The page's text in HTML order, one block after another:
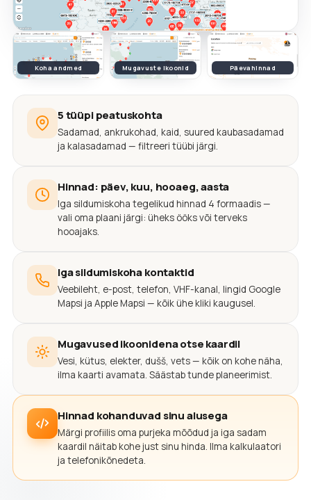
Koha andmed Mugavuste ikoonid Päevahinnad
5 tüüpi peatuskohta
Sadamad, ankrukohad, kaid, suured kaubasadamad
ja kalasadamad — filtreeri tüübi järgi.
Hinnad: päev, kuu, hooaeg, aasta
Iga sildumiskoha tegelikud hinnad 4 formaadis —
vali oma plaani järgi: üheks ööks või terveks
hooajaks.
Iga sildumiskoha kontaktid
Veebileht, e-post, telefon, VHF-kanal, lingid Google
Mapsi ja Apple Mapsi — kõik ühe kliki kaugusel.
Mugavused ikoonidena otse kaardil
Vesi, kütus, elekter, dušš, vets — kõik on kohe näha,
ilma kaarti avamata. Säästab tunde planeerimist.
Hinnad kohanduvad sinu alusega
Märgi profiilis oma purjeka mõõdud ja iga sadam
kaardil näitab kohe just sinu hinda. Ilma kalkulaatori
ja telefonikõnedeta.